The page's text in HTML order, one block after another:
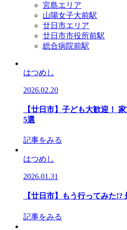
宮島エリア
山陽女子大前駅
廿日市エリア
廿日市市役所前駅
総合病院前駅
はつめし
2026.02.20
【廿日市】子ども大歓迎！
5選
記事をみる
はつめし
2026.01.31
【廿日市】もう⾏ってみた
記事をみる